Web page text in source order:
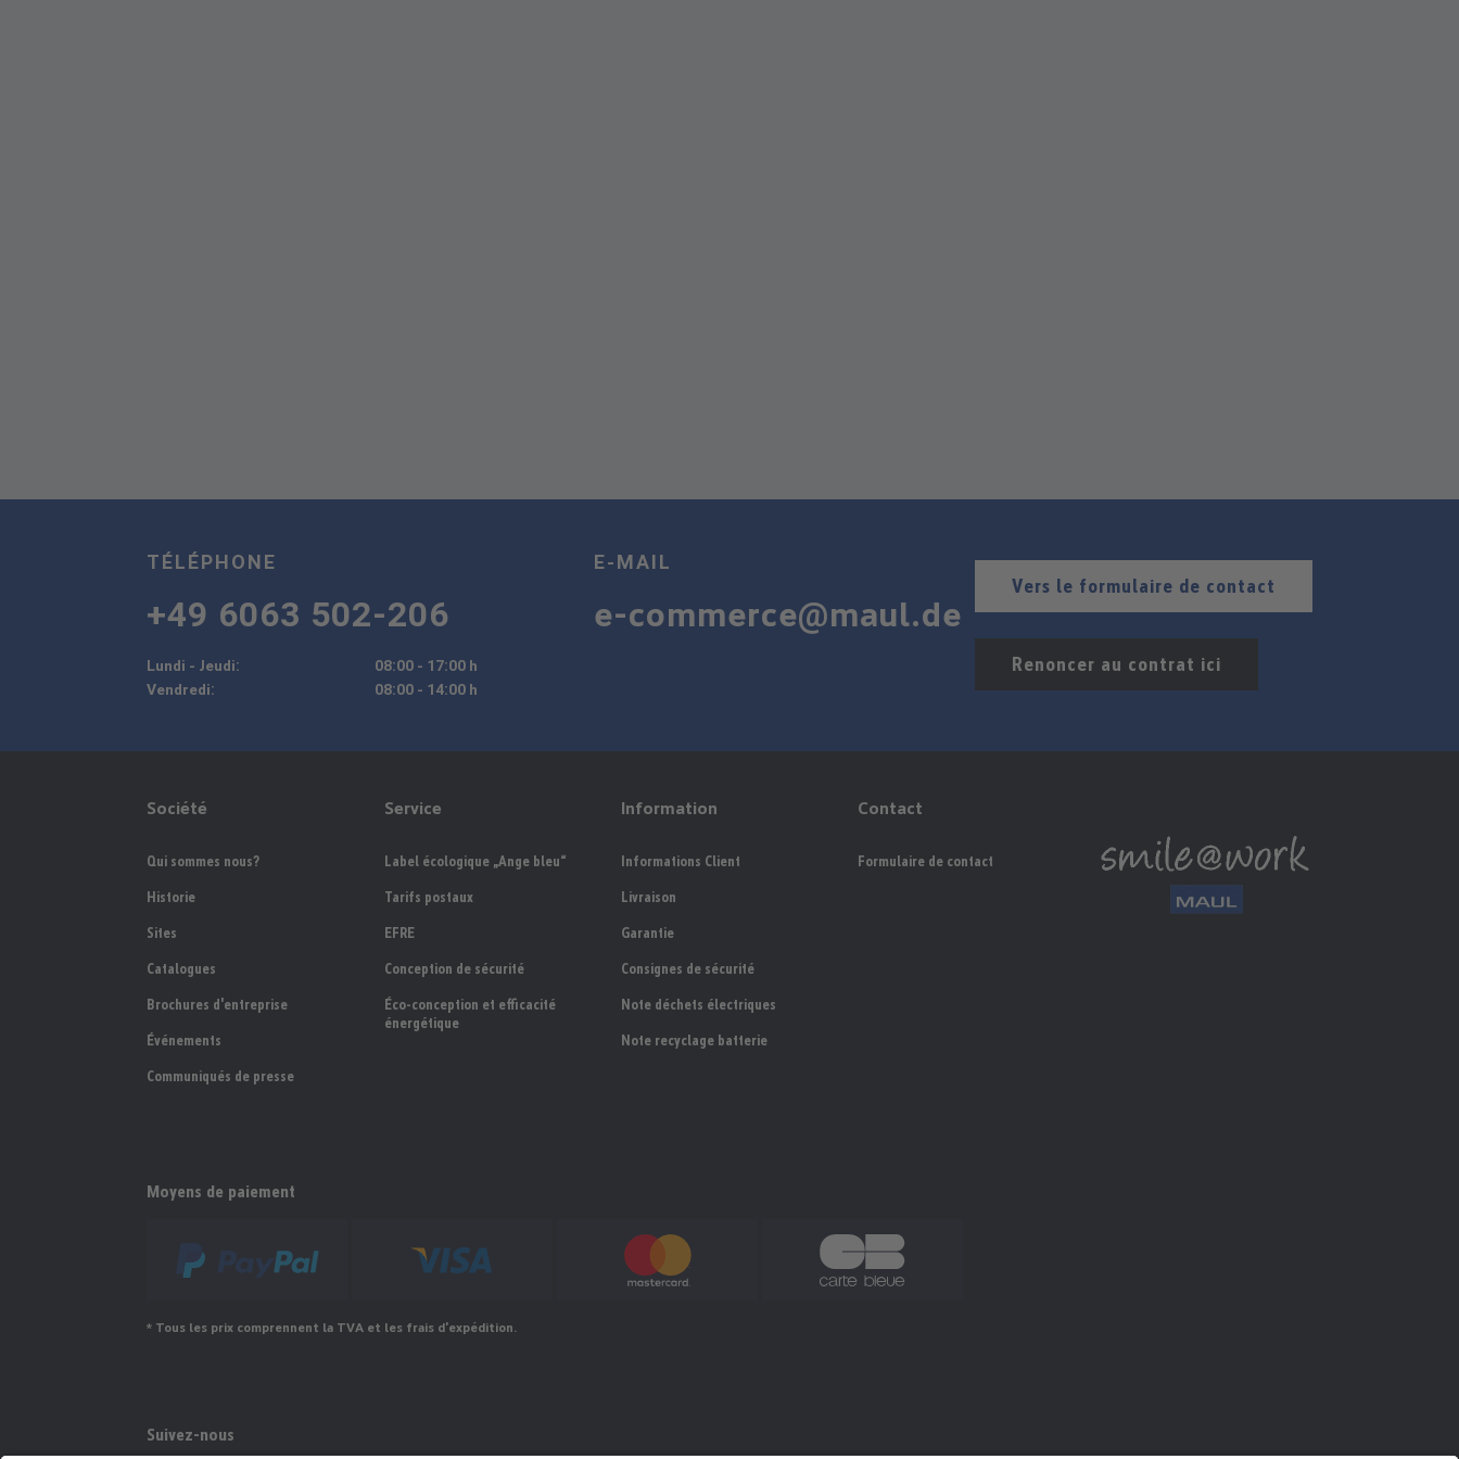
TÉLÉPHONE
+49 6063 502-206
Lundi - Jeudi:
08:00 - 17:00 h
Vendredi:
08:00 - 14:00 h
E-MAIL
e-commerce@maul.de
Vers le formulaire de contact
Renoncer au contrat ici
Société
Qui sommes nous?
Historie
Sites
Catalogues
Brochures d'entreprise
Événements
Communiqués de presse
Service
Label écologique „Ange bleu“
Tarifs postaux
EFRE
Conception de sécurité
Éco-conception et efficacité
énergétique
Information
Informations Client
Livraison
Garantie
Consignes de sécurité
Note déchets électriques
Note recyclage batterie
Contact
Formulaire de contact
Moyens de paiement
* Tous les prix comprennent la TVA et les frais d'expédition.
Suivez-nous